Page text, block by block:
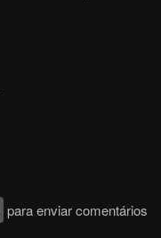
para enviar comentários